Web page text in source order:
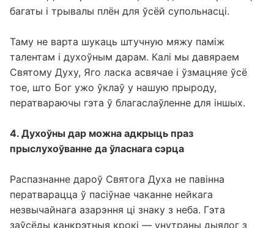
застаецца непрыкметным, яно здольнае прынесці
Таму не варта шукаць штучную мяжу паміж
талентам і духоўным дарам. Калі мы давяраем
Святому Духу, Яго ласка асвячае і ўзмацняе ўсё
тое, што Бог ужо ўклаў у нашую прыроду,
4. Духоўны дар можна адкрыць праз
Распазнанне дароў Святога Духа не павінна
ператварацца ў пасіўнае чаканне нейкага
незвычайнага азарэння ці знаку з неба. Гэта